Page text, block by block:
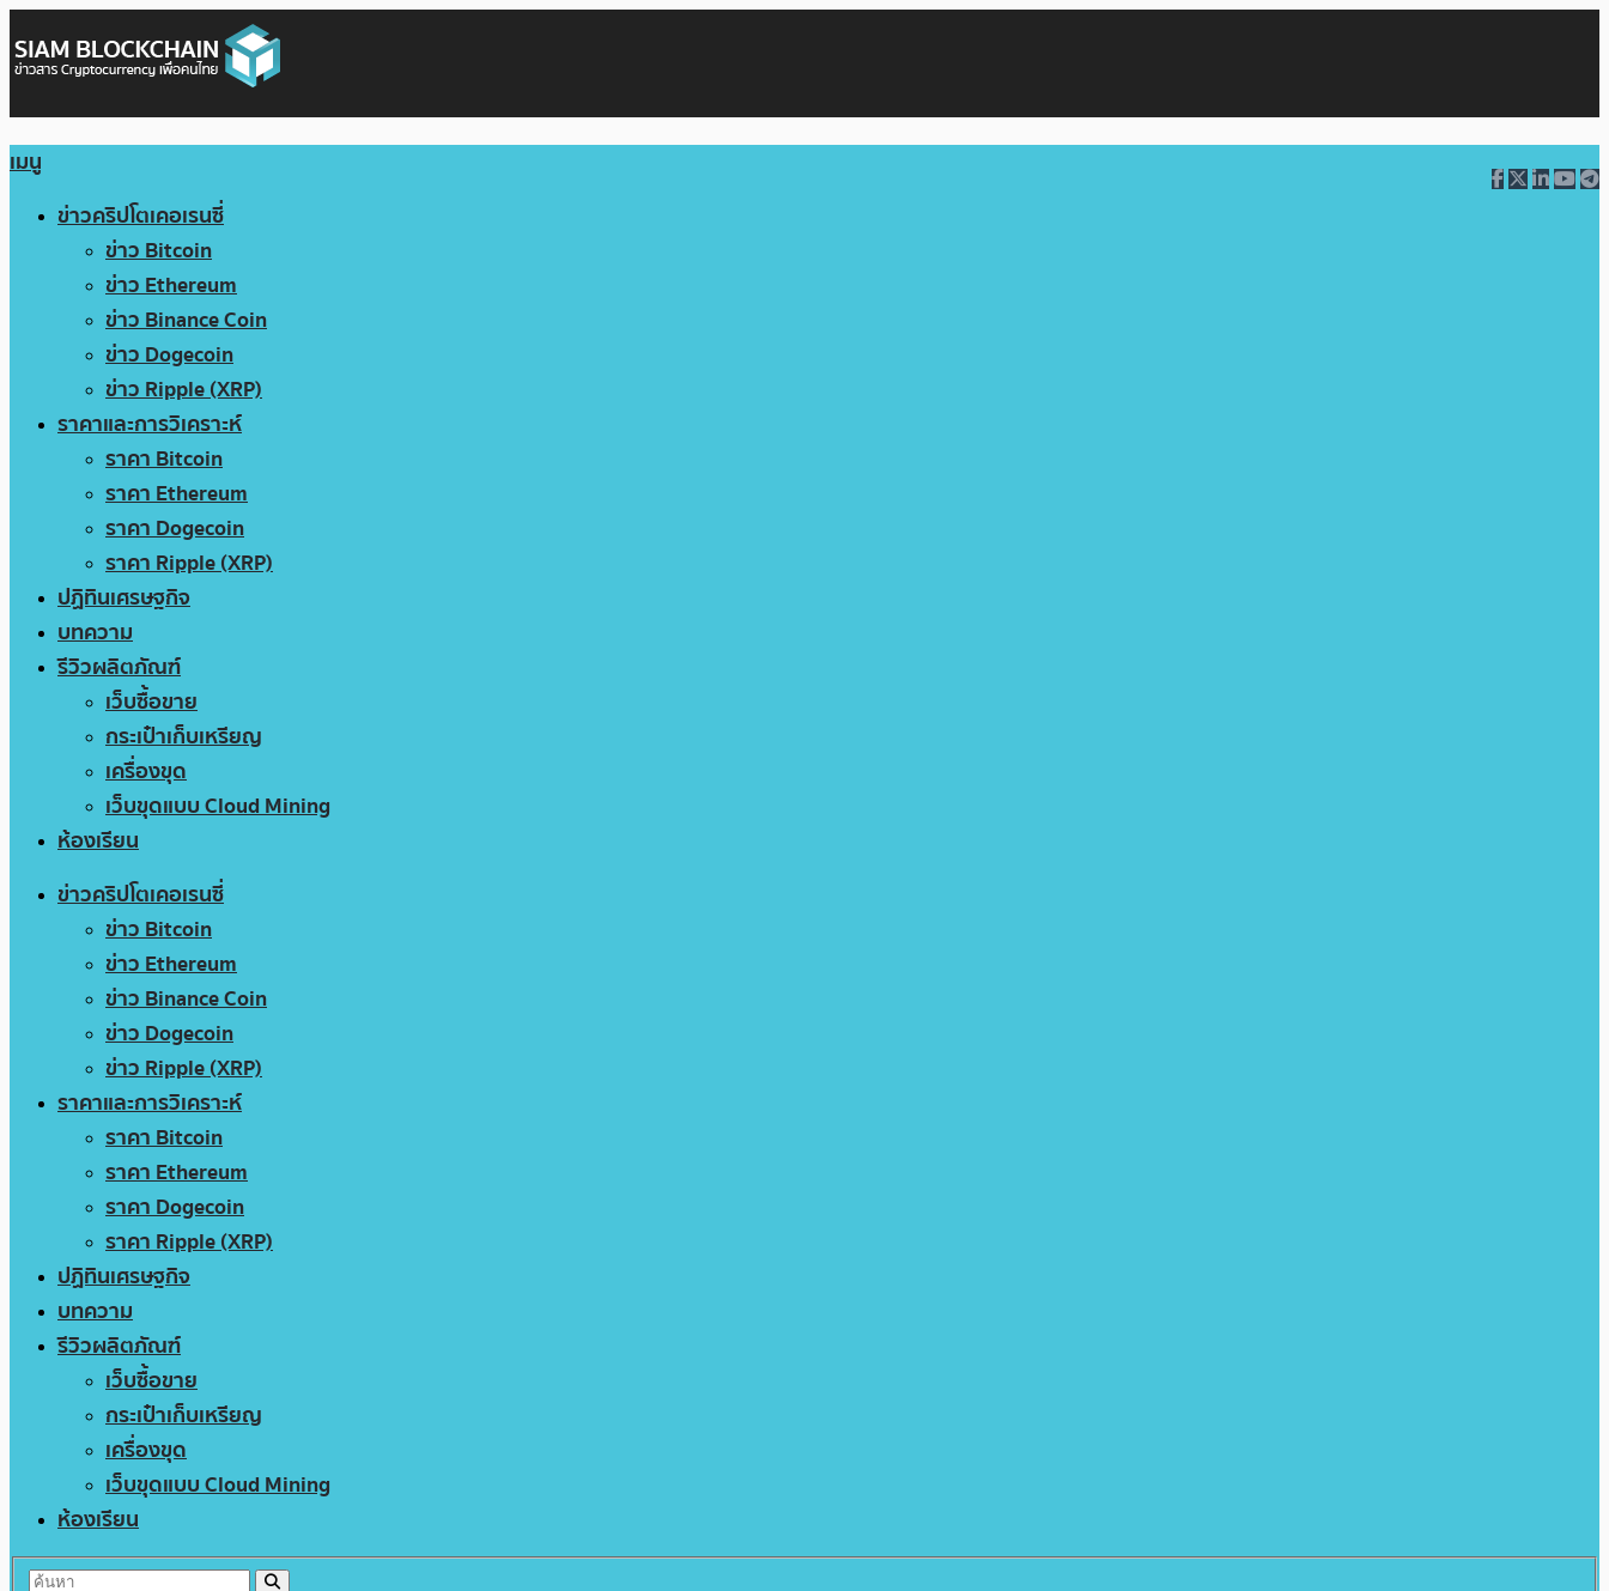
เมนู
ข่าวคริปโตเคอเรนซี่
ข่าว Bitcoin
ข่าว Ethereum
ข่าว Binance Coin
ข่าว Dogecoin
ข่าว Ripple (XRP)
ราคาและการวิเคราะห์
ราคา Bitcoin
ราคา Ethereum
ราคา Dogecoin
ราคา Ripple (XRP)
ปฏิทินเศรษฐกิจ
บทความ
รีวิวผลิตภัณฑ์
เว็บซื้อขาย
กระเป๋าเก็บเหรียญ
เครื่องขุด
เว็บขุดแบบ Cloud Mining
ห้องเรียน
ข่าวคริปโตเคอเรนซี่
ข่าว Bitcoin
ข่าว Ethereum
ข่าว Binance Coin
ข่าว Dogecoin
ข่าว Ripple (XRP)
ราคาและการวิเคราะห์
ราคา Bitcoin
ราคา Ethereum
ราคา Dogecoin
ราคา Ripple (XRP)
ปฏิทินเศรษฐกิจ
บทความ
รีวิวผลิตภัณฑ์
เว็บซื้อขาย
กระเป๋าเก็บเหรียญ
เครื่องขุด
เว็บขุดแบบ Cloud Mining
ห้องเรียน